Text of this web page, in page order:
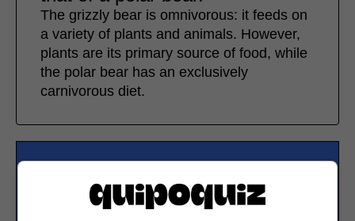
The grizzly bear is omnivorous: it feeds on
a variety of plants and animals. However,
plants are its primary source of food, while
the polar bear has an exclusively
carnivorous diet.
newsletter